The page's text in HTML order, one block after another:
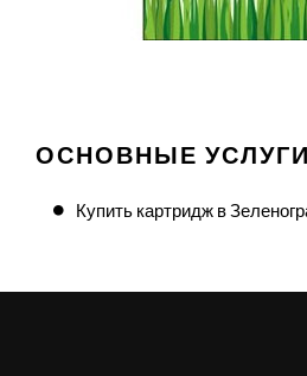
ОСНОВНЫЕ УСЛУГИ
Купить картридж в